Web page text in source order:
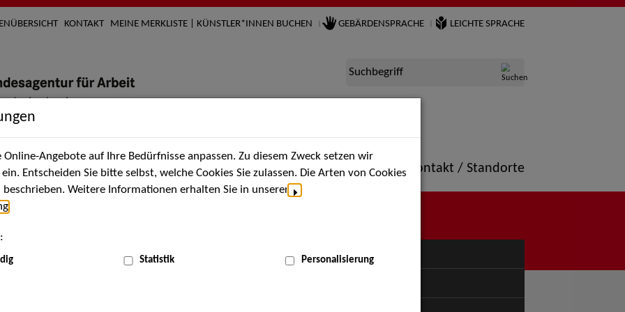
KONTAKT MEINE MERKLISTE | KÜNSTLER*INNEN BUCHEN GEBÄRDENSPRACHE LEICHTE SPRACHE
Suchbegriff
Künstler*innen Über uns Aktuelles Termine Portfolio Kontakt / Standorte
MENÜ
Angebote auf Ihre Bedürfnisse anpassen. Zu diesem Zweck setzen wir
Entscheiden Sie bitte selbst, welche Cookies Sie zulassen. Die Arten von Cookies
Weitere Informationen erhalten Sie in unserer
Statistik Personalisierung